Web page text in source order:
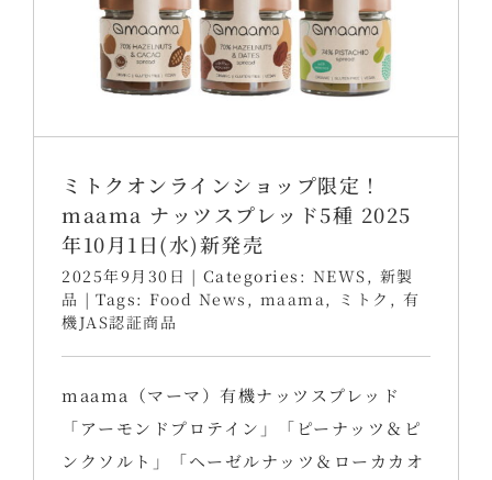
ミトクオンラインショップ限定！
maama ナッツスプレッド5種 2025
年10月1日(水)新発売
2025年9月30日 | Categories: NEWS , 新製
品 | Tags: Food News , maama , ミトク , 有
機JAS認証商品
maama（マーマ）有機ナッツスプレッド
「アーモンドプロテイン」「ピーナッツ＆ピ
ンクソルト」「ヘーゼルナッツ＆ローカカオ